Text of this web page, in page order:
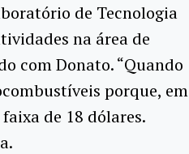
de Tecnologia
na área de
com Donato. “Quando
porque, em
de 18 dólares.